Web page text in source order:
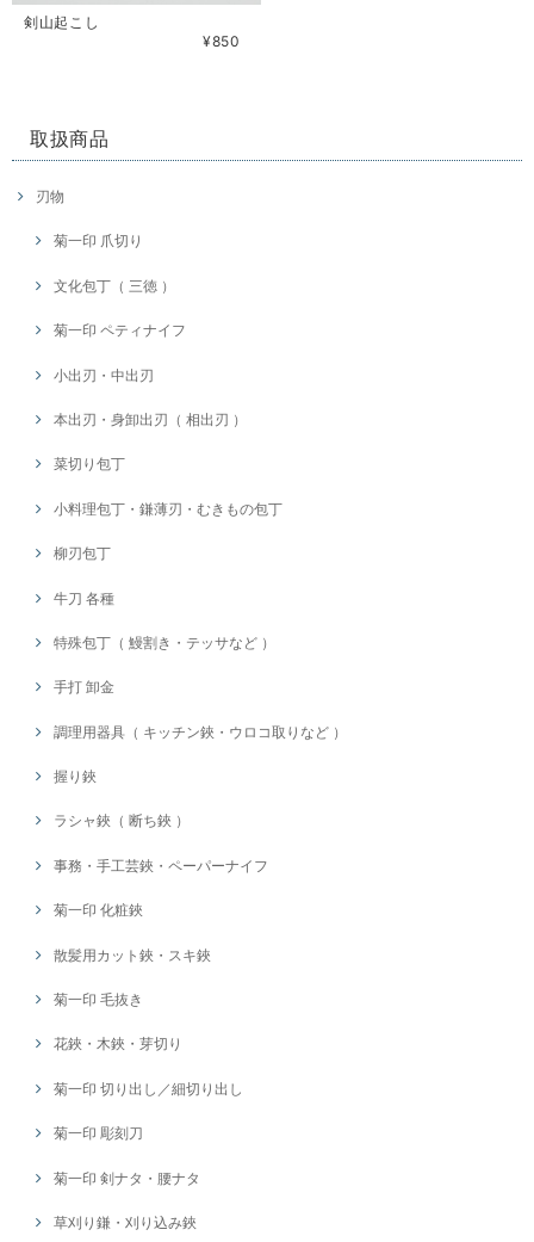
剣山起こし
¥850
取扱商品
刃物
菊一印 爪切り
文化包丁（ 三徳 ）
菊一印 ペティナイフ
小出刃・中出刃
本出刃・身卸出刃（ 相出刃 ）
菜切り包丁
小料理包丁・鎌薄刃・むきもの包丁
柳刃包丁
牛刀 各種
特殊包丁（ 鰻割き・テッサなど ）
手打 卸金
調理用器具（ キッチン鋏・ウロコ取りなど ）
握り鋏
ラシャ鋏（ 断ち鋏 ）
事務・手工芸鋏・ペーパーナイフ
菊一印 化粧鋏
散髪用カット鋏・スキ鋏
菊一印 毛抜き
花鋏・木鋏・芽切り
菊一印 切り出し／細切り出し
菊一印 彫刻刀
菊一印 剣ナタ・腰ナタ
草刈り鎌・刈り込み鋏